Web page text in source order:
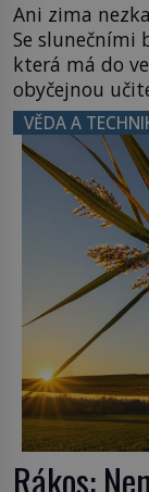
Ani zima
Se
která má do
obyčejnou
ztuhnou
konstrukce
poplatníky
zvládnou jen
Název:
VĚDA A
Rákos: